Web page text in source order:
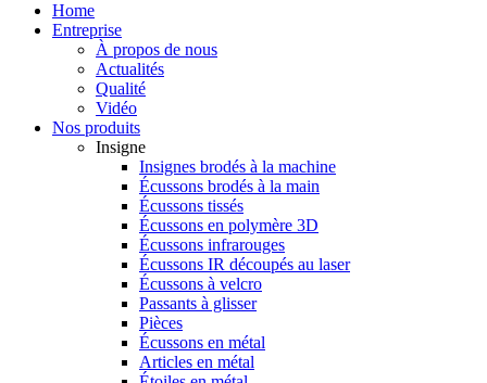
Home
Entreprise
À propos de nous
Actualités
Qualité
Vidéo
Nos produits
Insigne
Insignes brodés à la machine
Écussons brodés à la main
Écussons tissés
Écussons en polymère 3D
Écussons infrarouges
Écussons IR découpés au laser
Écussons à velcro
Passants à glisser
Pièces
Écussons en métal
Articles en métal